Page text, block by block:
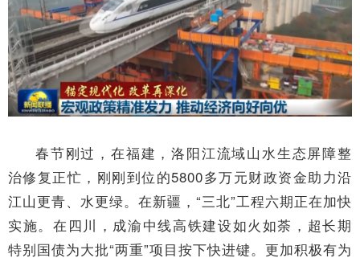
春节刚过，在福建，洛阳江流域山水生态屏障整
治修复正忙，刚刚到位的5800多万元财政资金助力沿
江山更青、水更绿。在新疆，“三北”工程六期正在加快
实施。在四川，成渝中线高铁建设如火如荼，超长期
特别国债为大批“两重”项目按下快进键。更加积极有为